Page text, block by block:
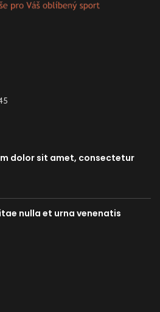
dolor sit amet, consectetur
nulla et urna venenatis